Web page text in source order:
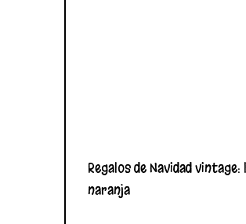
Regalos de Navidad
naranja